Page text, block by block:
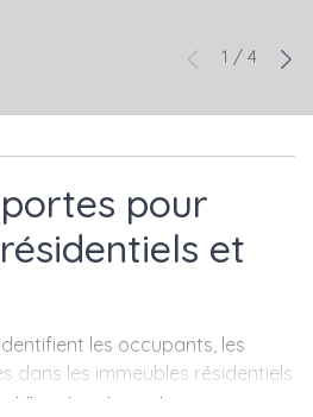
1 / 4
pour
et
les occupants, les
dans les immeubles résidentiels
Elles s'appliquent aux